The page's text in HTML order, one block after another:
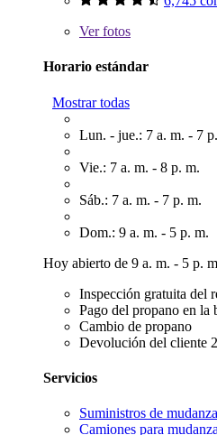
Verfotos
Horario estándar
Mostrar todas
Lun. - jue.: 7 a. m. - 7
Vie.: 7 a. m. - 8 p. m.
Sáb.: 7 a. m. - 7 p. m.
Dom.: 9 a. m. - 5 p. m.
Hoy abierto de 9 a. m. - 5 p.
Inspección gratuita del
Pago del propano en la
Cambio de propano
Devolución del cliente
Servicios
Suministros de mudanza
Camiones para mudanza